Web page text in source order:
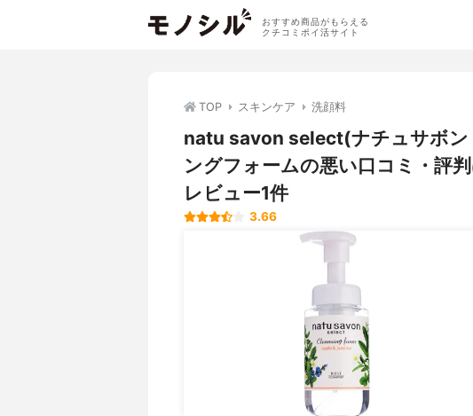
おすすめ商品がもらえる
クチコミポイ活サイト
TOP スキンケア 洗顔料
natu savon select(ナチュサボ
ングフォームの悪い口コミ・評
レビュー1件
3.66